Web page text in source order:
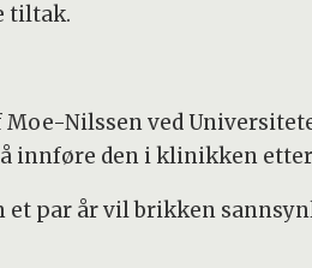
tiltak.
Nilssen ved
innføre den i klinikken
et par år vil brikken